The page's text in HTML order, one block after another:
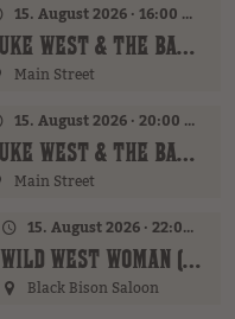
15. August 2026 · 16:00 Uhr – 18:00 Uhr
JUKE WEST & THE BAND (AT)
Main Street
15. August 2026 · 20:00 Uhr
JUKE WEST & THE BAND (AT)
Main Street
15. August 2026 · 22:00 Uhr
WILD WEST WOMAN (GER)
Black Bison Saloon